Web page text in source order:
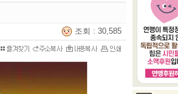
조회 : 30,585